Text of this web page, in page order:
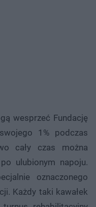
wesprzeć Fundację
1% podczas
cały czas można
ulubionym napoju.
oznaczonego
Każdy taki kawałek